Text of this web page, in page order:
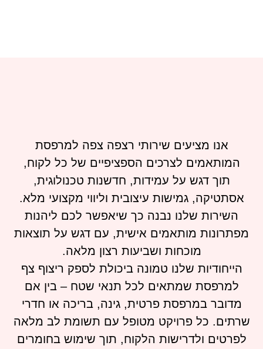
אנו מציעים שירותי רצפה צפה למרפסת
המותאמים לצרכים הספציפיים של כל לקוח,
תוך דגש על עמידות, חדשנות טכנולוגית,
אסתטיקה, גמישות עיצובית וליווי מקצועי מלא.
השירות שלנו נבנה כך שיאפשר לכם ליהנות
מפתרונות מותאמים אישית, עם דגש על תוצאות
מוכחות ושביעות רצון מלאה.
הייחודיות שלנו טמונה ביכולת לספק ריצוף צף
למרפסת שמתאים לכל תנאי שטח – בין אם
מדובר במרפסת פרטית, גינה, בריכה או חדרי
שרתים. כל פרויקט מטופל עם תשומת לב מלאה
לפרטים ולדרישות הלקוח, תוך שימוש בחומרים